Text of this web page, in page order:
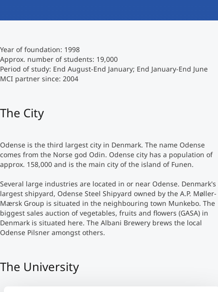
Study Finder Bachelor/Master
Forschung am MCI
Micro Degrees
Micro Credentials
Technische Weiterbildung
Maßgeschneiderte Programme
Executive Education Finder
Year of foundation: 1998
Approx. number of students: 19,000
Period of study: End August-End January; End January-End June
MCI partner since: 2004
The City
Odense is the third largest city in Denmark. The name Odense
comes from the Norse god Odin. Odense city has a population of
approx. 158,000 and is the main city of the island of Funen.
Several large industries are located in or near Odense. Denmark's
largest shipyard, Odense Steel Shipyard owned by the A.P. Møller-
Mærsk Group is situated in the neighbouring town Munkebo. The
biggest sales auction of vegetables, fruits and flowers (GASA) in
Denmark is situated here. The Albani Brewery brews the local
Odense Pilsner amongst others.
The University